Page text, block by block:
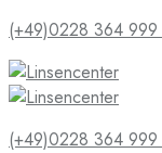
(+49)0228 364 999
(+49)0228 364 999